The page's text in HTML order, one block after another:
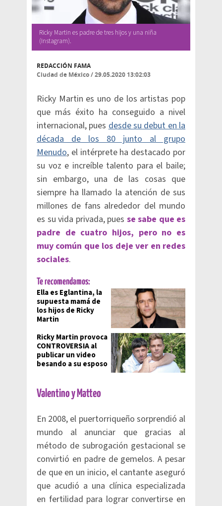
Ricky Martin es padre de tres hijos y una niña
(Instagram).
REDACCIÓN FAMA
Ciudad de México/29.05.2020 13:02:03
Ricky Martin es uno de los artistas pop
que más éxito ha conseguido a nivel
internacional, puesdesde su debut en la
década de los 80 junto al grupo
Menudo, el intérprete ha destacado por
su voz e increíble talento para el baile;
sin embargo, una de las cosas que
siempre ha llamado la atención de sus
millones de fans alrededor del mundo
es su vida privada, pues se sabe que es
padre de cuatro hijos, pero no es
muy común que los deje ver en redes
sociales.
Te recomendamos:
Ella es Eglantina, la
supuesta mamá de
los hijos de Ricky
Martin
Ricky Martin provoca
CONTROVERSIA al
publicar un video
besando a su esposo
Valentino y Matteo
En 2008, el puertorriqueño sorprendió al
mundo al anunciar que gracias al
método de subrogación gestacional se
convirtió en padre de gemelos. A pesar
de que en un inicio, el cantante aseguró
que acudió a una clínica especializada
en fertilidad para lograr convertirse en